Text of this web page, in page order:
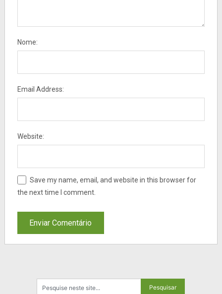
Nome:
Email Address:
Website:
Save my name, email, and website in this browser for
the next time I comment.